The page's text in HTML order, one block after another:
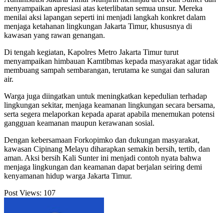
menyampaikan apresiasi atas keterlibatan semua unsur. Mereka
menilai aksi lapangan seperti ini menjadi langkah konkret dalam
menjaga ketahanan lingkungan Jakarta Timur, khususnya di
kawasan yang rawan genangan.
Di tengah kegiatan, Kapolres Metro Jakarta Timur turut
menyampaikan himbauan Kamtibmas kepada masyarakat agar tidak
membuang sampah sembarangan, terutama ke sungai dan saluran
air.
Warga juga diingatkan untuk meningkatkan kepedulian terhadap
lingkungan sekitar, menjaga keamanan lingkungan secara bersama,
serta segera melaporkan kepada aparat apabila menemukan potensi
gangguan keamanan maupun kerawanan sosial.
Dengan kebersamaan Forkopimko dan dukungan masyarakat,
kawasan Cipinang Melayu diharapkan semakin bersih, tertib, dan
aman. Aksi bersih Kali Sunter ini menjadi contoh nyata bahwa
menjaga lingkungan dan keamanan dapat berjalan seiring demi
kenyamanan hidup warga Jakarta Timur.
Post Views: 107